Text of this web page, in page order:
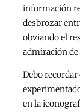
información
desbrozar
obviando el
admiración
Debo
en la